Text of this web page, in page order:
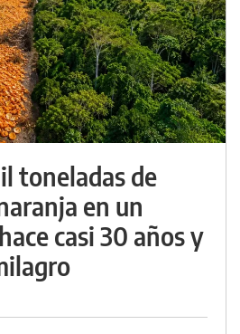
toneladas de
en un
casi 30 años y